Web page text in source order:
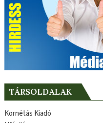
TÁRSOLDALAK
Kornétás Kiadó